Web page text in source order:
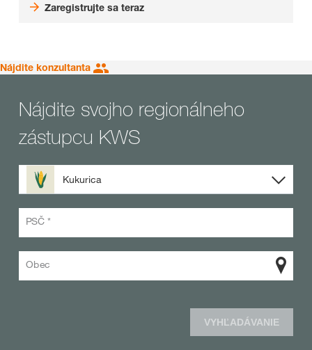
Zaregistrujte sa teraz
Nájdite konzultanta
Nájdite svojho regionálneho
zástupcu KWS
Kukurica
PSČ *
Obec
VYHĽADÁVANIE